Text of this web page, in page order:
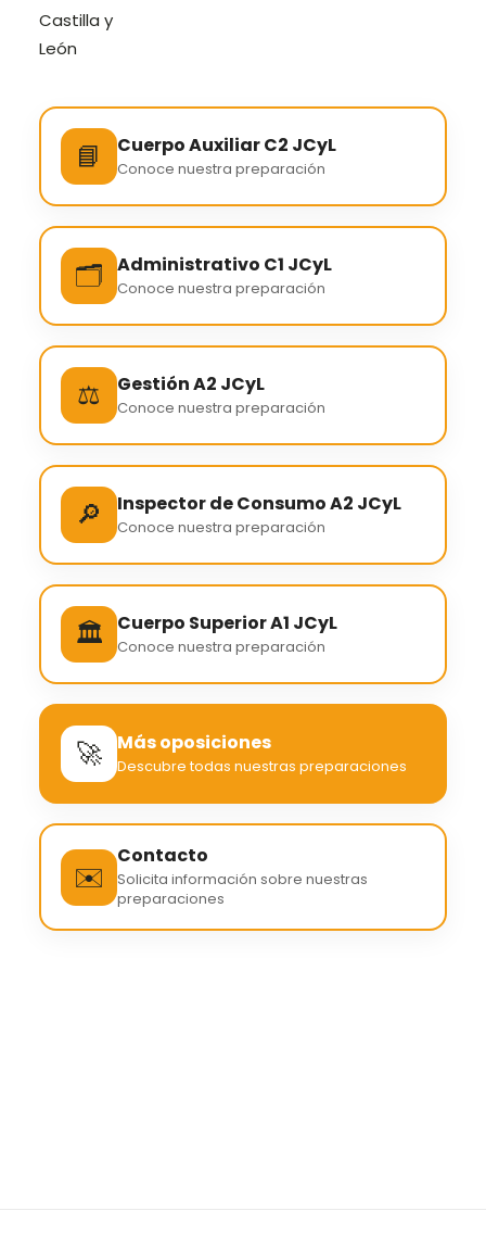
📘 Cuerpo Auxiliar C2 JCyL
Conoce nuestra preparación
🗂️ Administrativo C1 JCyL
Conoce nuestra preparación
⚖️ Gestión A2 JCyL
Conoce nuestra preparación
🔎 Inspector de Consumo A2 JCyL
Conoce nuestra preparación
🏛️ Cuerpo Superior A1 JCyL
Conoce nuestra preparación
🚀 Más oposiciones
Descubre todas nuestras preparaciones
✉️
Contacto
Solicita información sobre nuestras
preparaciones